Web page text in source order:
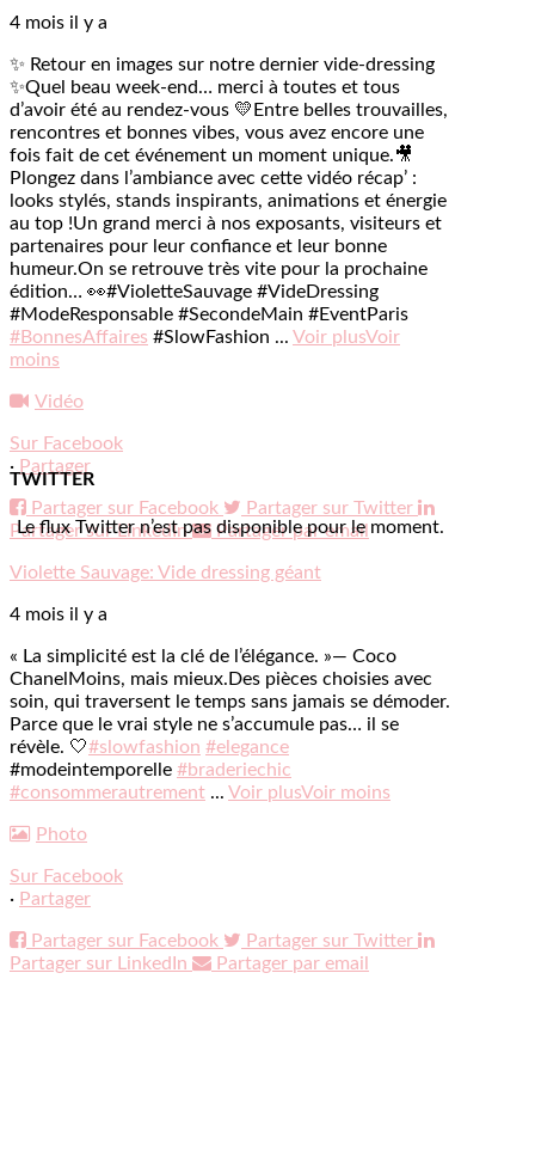
4 mois il y a
✨ Retour en images sur notre dernier vide-dressing
✨Quel beau week-end… merci à toutes et tous
d’avoir été au rendez-vous 💛 Entre belles trouvailles,
rencontres et bonnes vibes, vous avez encore une
fois fait de cet événement un moment unique.🎥
Plongez dans l’ambiance avec cette vidéo récap’ :
looks stylés, stands inspirants, animations et énergie
au top !Un grand merci à nos exposants, visiteurs et
partenaires pour leur confiance et leur bonne
humeur.On se retrouve très vite pour la prochaine
édition… 👀#VioletteSauvage #VideDressing
#ModeResponsable #SecondeMain #EventParis
#BonnesAffaires #SlowFashion ... Voir plusVoir
moins
Vidéo
Sur Facebook
· Partager
Partager sur Facebook
Partager sur Twitter
Partager sur LinkedIn
Partager par email
Violette Sauvage: Vide dressing géant
4 mois il y a
« La simplicité est la clé de l’élégance. »— Coco
Chanel Moins, mais mieux. Des pièces choisies avec
soin, qui traversent le temps sans jamais se démoder.
Parce que le vrai style ne s’accumule pas… il se
révèle. 🤍#slowfashion #elegance
#modeintemporelle #braderiechic
#consommerautrement ... Voir plusVoir moins
Photo
Sur Facebook
· Partager
Partager sur Facebook
Partager sur Twitter
Partager sur LinkedIn
Partager par email
TWITTER
Le flux Twitter n’est pas disponible pour le moment.